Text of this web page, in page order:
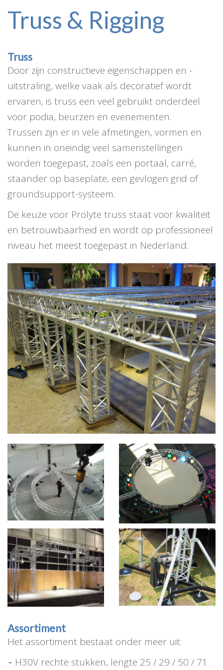
Truss & Rigging
Truss
Door zijn constructieve eigenschappen en -
uitstraling, welke vaak als decoratief wordt
ervaren, is truss een veel gebruikt onderdeel
voor podia, beurzen en evenementen.
Trussen zijn er in vele afmetingen, vormen en
kunnen in oneindig veel samenstellingen
worden toegepast, zoals een portaal, carré,
staander op baseplate, een gevlogen grid of
groundsupport-systeem.
De keuze voor Prolyte truss staat voor kwaliteit
en betrouwbaarheid en wordt op professioneel
niveau het meest toegepast in Nederland.
Assortiment
Het assortiment bestaat onder meer uit:
H30V rechte stukken, lengte 25 / 29 / 50 / 71